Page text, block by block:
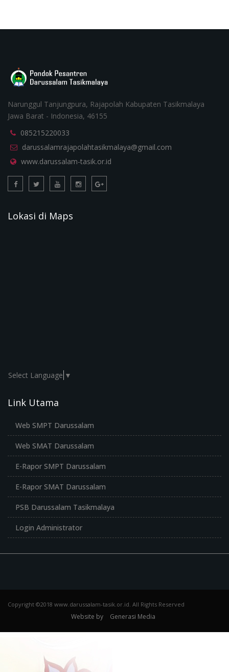
Narunggul Tanjungpura, Rajapolah Kabupaten Tasikmalaya
Jawa Barat - Indonesia, 46155
085215220033
darussalamrajapolahtasikmalaya@gmail.com
www.darussalam-tasik.or.id
Lokasi di Maps
Select Language ▼
Link Utama
Web SMPT Darussalam
Web SMAT Darussalam
E-Rapor SMPT Darussalam
E-Rapor SMAT Darussalam
PSB Darussalam Tasikmalaya
Login Administrator
Copyright ©2018 www.darussalam-tasik.or.id. All Rights Reserved
Website by Generasi Media